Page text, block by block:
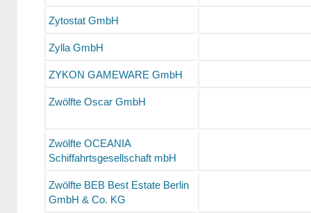
Zytostat GmbH
Zylla GmbH
ZYKON GAMEWARE GmbH
Zwölfte Oscar GmbH
Zwölfte OCEANIA
Schiffahrtsgesellschaft mbH
Zwölfte BEB Best Estate Berlin
GmbH & Co. KG